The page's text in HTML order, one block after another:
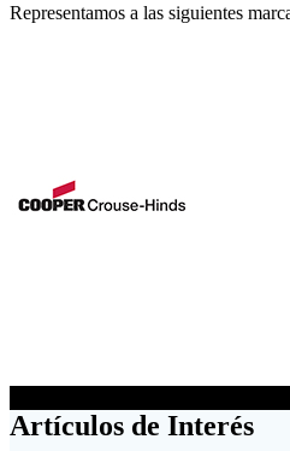
Representamos a las siguientes
Artículos de Interés